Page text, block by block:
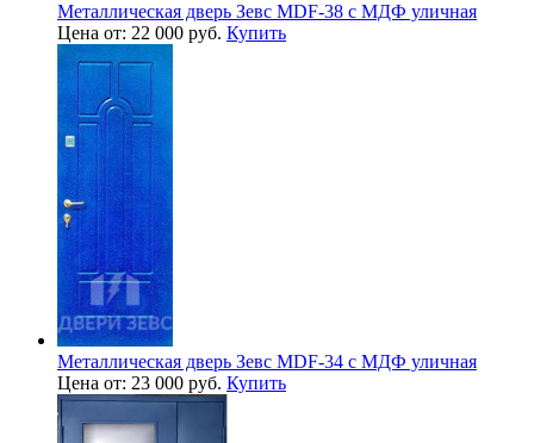
Металлическая дверь Зевс MDF-38 с МДФ уличная
Цена от: 22 000 руб. Купить
Металлическая дверь Зевс MDF-34 с МДФ уличная
Цена от: 23 000 руб. Купить